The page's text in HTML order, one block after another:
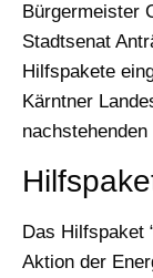
Bürgermeister
Stadtsenat
Hilfspakete
Kärntner
Das Hilfspaket
Aktion der